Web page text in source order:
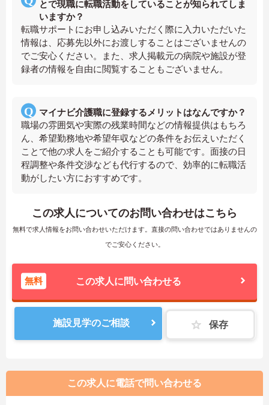
とで現職に転職活動をしていることが知られてしま
いますか？
転職サポートにお申し込みいただく際に入力いただいた
情報は、応募先以外にお渡しすることはございませんの
でご安心ください。また、求人掲載元の病院や施設が登
録者の情報を自由に閲覧することもございません。
マイナビ介護職に登録するメリットはなんですか？
職場の雰囲気や実際の残業時間などの情報提供はもちろ
ん、希望勤務地や希望年収などの条件をお伝えいただく
ことで他の求人をご紹介することも可能です。面接の日
程調整や条件交渉なども代行するので、効率的に転職活
動がしたい方におすすめです。
この求人についてのお問い合わせはこちら
無料で求人情報をお問い合わせいただけます。直接の問い合わせではありませんの
でご安心ください。
無料 この求人に問い合わせる
施設見学のご相談 保存
この求人に電話で問い合わせる